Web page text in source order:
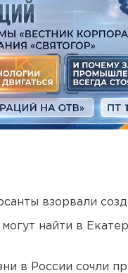
взорвали
найти в
в России сочли